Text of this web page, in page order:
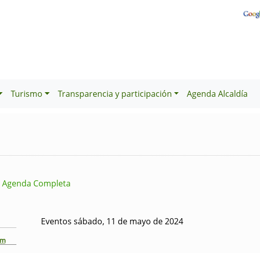
Turismo Transparencia y participación Agenda Alcaldía
Agenda Completa
Eventos sábado, 11 de mayo de 2024